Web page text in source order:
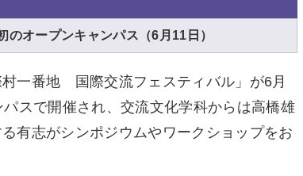
オープンキャンパス（6月11日）
一番地 国際交流フェスティバル」が6月
スで開催され、交流文化学科からは高橋雄
有志がシンポジウムやワークショップをお